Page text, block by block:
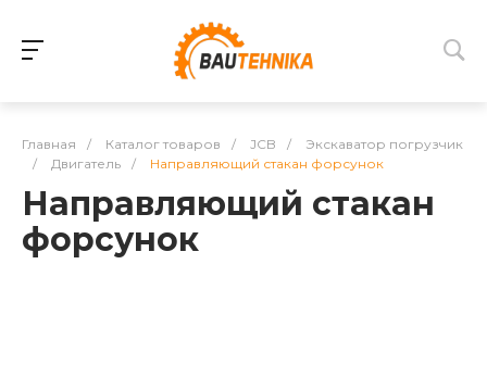
Главная / Каталог товаров / JCB /
Экскаватор погрузчик
/
Двигатель / Направляющий стакан форсунок
Направляющий стакан
форсунок